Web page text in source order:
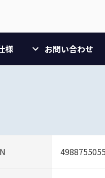
様 お問い合わせ